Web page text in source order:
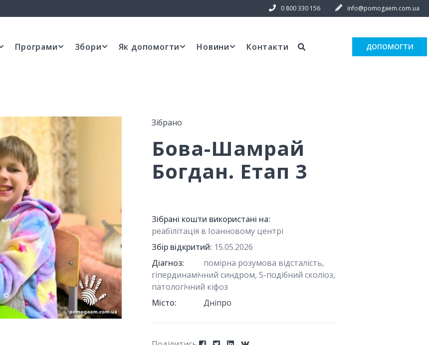
0 800 330 156 info@pomogaem.com.ua
Програми Збори Як допомогти Новини Контакти ДОПОМОГТИ
Зібрано
Бова-Шамрай
Богдан. Етап 3
Зібрані кошти використані на:
реабілітація в Іоанновому центрі
Збір відкритий: 15.05.2026
Діагноз:
помірна розумова відсталість,
гіпердинамічний синдром, S-подібний сколіоз,
патологічний кіфоз
Місто:
Дніпро